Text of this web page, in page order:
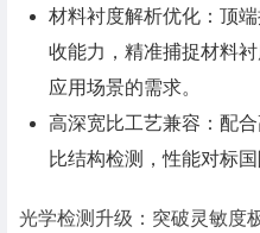
材料衬度解析优化：顶
收能力，精准捕捉材料
应用场景的需求。
高深宽比工艺兼容：配
比结构检测，性能对标国
光学检测升级：突破灵敏度